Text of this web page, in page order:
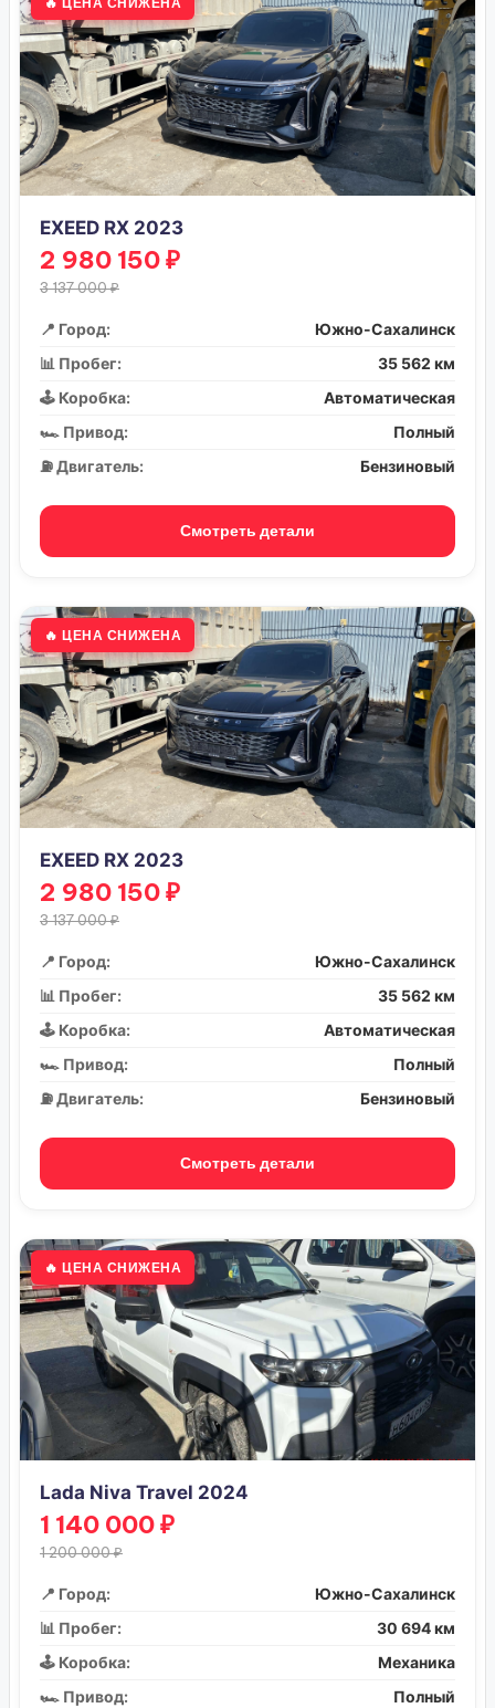
EXEED RX 2023
2 980 150 ₽
3 137 000 ₽
📍 Город:
Южно-Сахалинск
📊 Пробег:
35 562 км
🕹️ Коробка:
Автоматическая
🏎️ Привод:
Полный
⛽ Двигатель:
Бензиновый
Смотреть детали
🔥 ЦЕНА СНИЖЕНА
EXEED RX 2023
2 980 150 ₽
3 137 000 ₽
📍 Город:
Южно-Сахалинск
📊 Пробег:
35 562 км
🕹️ Коробка:
Автоматическая
🏎️ Привод:
Полный
⛽ Двигатель:
Бензиновый
Смотреть детали
🔥 ЦЕНА СНИЖЕНА
Lada Niva Travel 2024
1 140 000 ₽
1 200 000 ₽
📍 Город:
Южно-Сахалинск
📊 Пробег:
30 694 км
🕹️ Коробка:
Механика
🏎️ Привод:
Полный